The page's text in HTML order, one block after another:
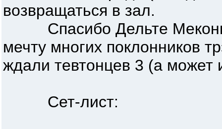
возвращаться в зал.
Спасибо Дельте Меконг
мечту многих поклонников
ждали тевтонцев 3 (а может
Сет-лист: